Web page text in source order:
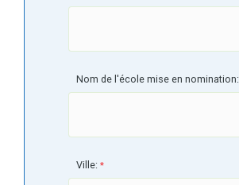
Nom de l'école mise en nomination:
Ville: